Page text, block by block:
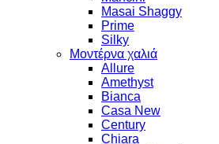
Masai Shaggy
Prime
Silky
Μοντέρνα χαλιά
Allure
Amethyst
Bianca
Casa New
Century
Chiara